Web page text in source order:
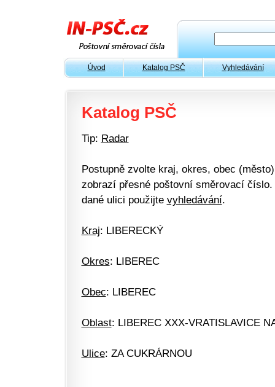
Úvod Katalog PSČ Vyhledávání
Katalog PSČ
Tip: Radar
Postupně zvolte kraj, okres, obec
zobrazí přesné poštovní směrovací
dané ulici použijte vyhledávání.
Kraj: LIBERECKÝ
Okres: LIBEREC
Obec: LIBEREC
Oblast: LIBEREC XXX-VRATISLAVICE
Ulice: ZA CUKRÁRNOU